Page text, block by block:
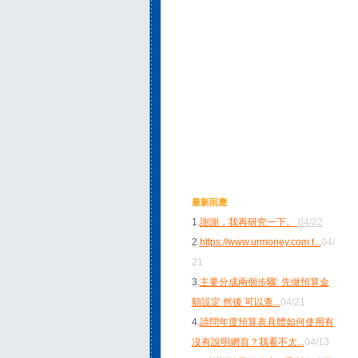
最新回應
1.謝謝，我再研究一下。 04/22
2.https://www.urmoney.com.t...04/
21
3.主要分成兩個步驟: 先做預算金
額設定 然後 可以查...04/21
4.請問年度預算表具體如何使用有
沒有說明網頁？我看不太...04/13